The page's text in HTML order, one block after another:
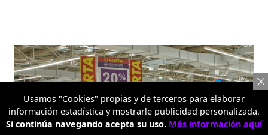
Usamos "Cookies" propias y de terceros para elaborar
información estadística y mostrarle publicidad personalizada.
Si continúa navegando acepta su uso. Más información aquí